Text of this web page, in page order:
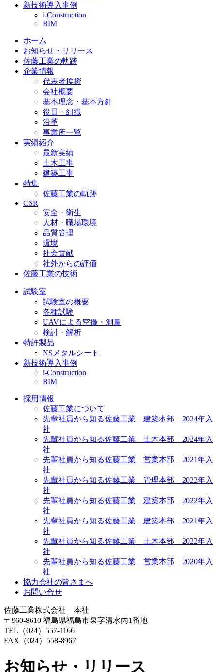
新技術導入事例
i-Construction
BIM
ホーム
お知らせ・リリース
佐藤工業の軌跡
企業情報
代表者挨拶
会社概要
基本理念・基本方針
役員・組織
沿革
事業所一覧
実績紹介
最新実績
土木工事
建築工事
特集
佐藤工業の軌跡
CSR
安全・衛生
人材・職場環境
品質管理
環境
社会貢献
社外からの評価
佐藤工業の技術
試験室
試験室の概要
各種試験
UAVによる空撮・測量
検討・解析
特許製品
NSメタルシート
新技術導入事例
i-Construction
BIM
採用情報
佐藤工業について
先輩社員から知る佐藤工業 建築本部 2024年入
社
先輩社員から知る佐藤工業 土木本部 2024年入
社
先輩社員から知る佐藤工業 営業本部 2021年入
社
先輩社員から知る佐藤工業 管理本部 2022年入
社
先輩社員から知る佐藤工業 建築本部 2022年入
社
先輩社員から知る佐藤工業 建築本部 2021年入
社
先輩社員から知る佐藤工業 土木本部 2022年入
社
先輩社員から知る佐藤工業 営業本部 2020年入
社
協力会社の皆さまへ
お問い合せ
佐藤工業株式会社 本社
〒960-8610 福島県福島市泉字清水内1番地
TEL（024）557-1166
FAX（024）558-8967
お知らせ・リリース